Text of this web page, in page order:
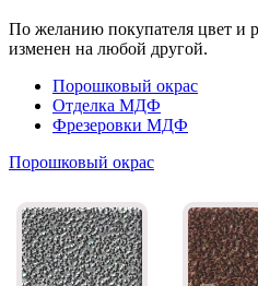
По желанию покупателя цвет и
изменен на любой другой.
Порошковый окрас
Отделка МДФ
Фрезеровки МДФ
Порошковый окрас